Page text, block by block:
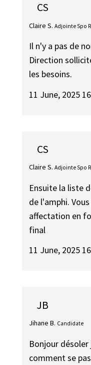
CS
Claire S. Adjointe Spo
Il n'y a pas de
Direction
les besoins.
11 June, 2025
CS
Claire S. Adjointe Spo
Ensuite la liste
de l'amphi.
affectation en
final
11 June, 2025
JB
Jihane B. Candidate
Bonjour désoler
comment se